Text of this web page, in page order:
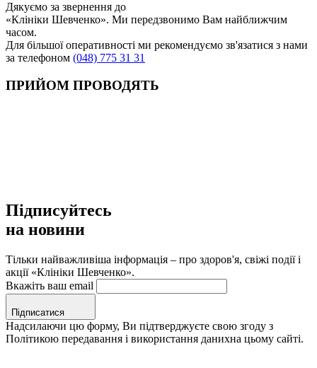
Дякуємо за звернення до
«Клініки Шевченко». Ми передзвонимо Вам найближчим
часом.
Для більшої оперативності ми рекомендуємо зв'язатися з нами
за телефоном (048) 775 31 31
ПРИЙОМ ПРОВОДЯТЬ
Підписуйтесь
на новини
Тільки найважливіша інформація – про здоров'я, свіжі події і
акції «Клініки Шевченко».
Вкажіть ваш email
Підписатися
Надсилаючи цю форму, Ви підтверджуєте свою згоду з
Політикою передавання і використання данихна цьому сайті.